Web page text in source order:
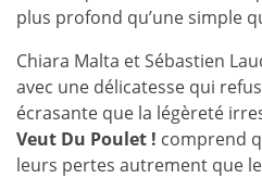
plus profond qu’une simple
Chiara Malta et Sébastien
avec une délicatesse qui
écrasante que la légèreté
Veut Du Poulet ! comprend
leurs pertes autrement que